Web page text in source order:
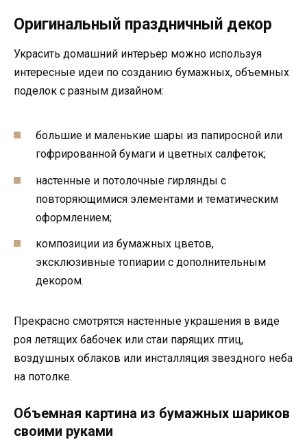
Оригинальный праздничный декор
Украсить домашний интерьер можно используя
интересные идеи по созданию бумажных, объемных
поделок с разным дизайном:
большие и маленькие шары из папиросной или
гофрированной бумаги и цветных салфеток;
настенные и потолочные гирлянды с
повторяющимися элементами и тематическим
оформлением;
композиции из бумажных цветов,
эксклюзивные топиарии с дополнительным
декором.
Прекрасно смотрятся настенные украшения в виде
роя летящих бабочек или стаи парящих птиц,
воздушных облаков или инсталляция звездного неба
на потолке.
Объемная картина из бумажных шариков
своими руками